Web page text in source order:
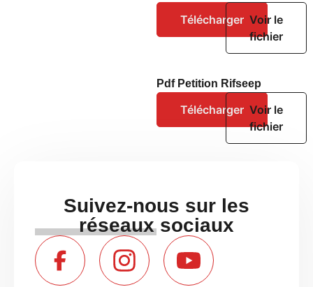
Télécharger Voir le
fichier
Pdf Petition Rifseep
Télécharger Voir le
fichier
Suivez-nous sur les
réseaux sociaux